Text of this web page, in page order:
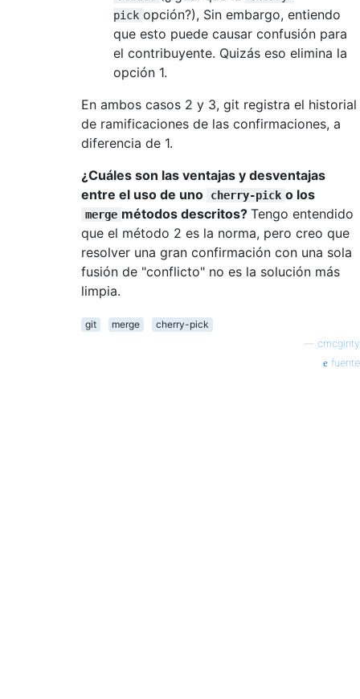
pick opción?), Sin embargo, entiendo
que esto puede causar confusión para
el contribuyente. Quizás eso elimina la
opción 1.
En ambos casos 2 y 3, git registra el historial
de ramificaciones de las confirmaciones, a
diferencia de 1.
¿Cuáles son las ventajas y desventajas
entre el uso de uno
cherry-pick o los
merge métodos descritos? Tengo entendido
que el método 2 es la norma, pero creo que
resolver una gran confirmación con una sola
fusión de "conflicto" no es la solución más
limpia.
git merge
cherry-pick
cmcginty
fuente